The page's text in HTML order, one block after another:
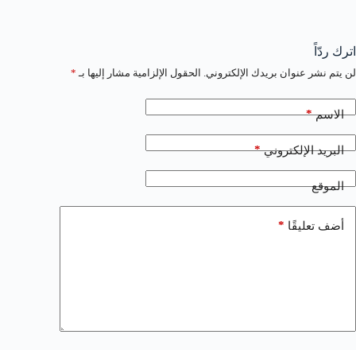
اترك ردّاً
لن يتم نشر عنوان بريدك الإلكتروني. الحقول الإلزامية مشار إليها بـ *
الاسم*
البريد الإلكتروني*
الموقع
أضف تعليقًا *